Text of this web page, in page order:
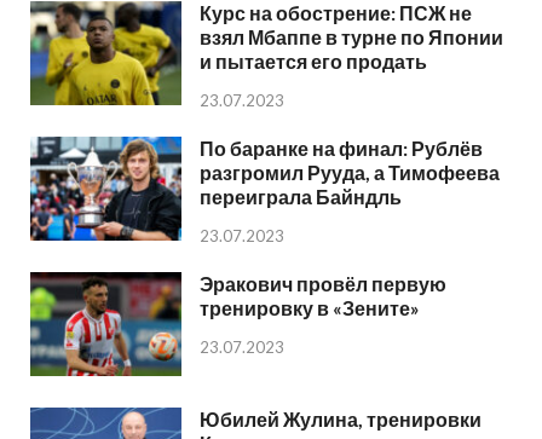
Курс на обострение: ПСЖ не
взял Мбаппе в турне по Японии
и пытается его продать
23.07.2023
По баранке на финал: Рублёв
разгромил Рууда, а Тимофеева
переиграла Байндль
23.07.2023
Эракович провёл первую
тренировку в «Зените»
23.07.2023
Юбилей Жулина, тренировки